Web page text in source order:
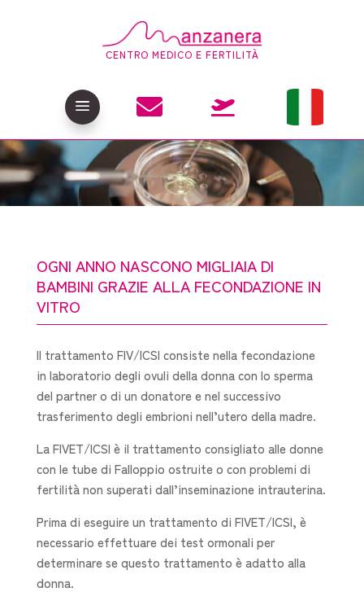
CENTRO MEDICO E FERTILITÀ
a  
OGNI ANNO NASCONO MIGLIAIA DI
BAMBINI GRAZIE ALLA FECONDAZIONE IN
VITRO
Il trattamento FIV/ICSI consiste nella fecondazione
in laboratorio degli ovuli della donna con lo sperma
del partner o di un donatore e nel successivo
trasferimento degli embrioni nell’utero della madre.
La FIVET/ICSI è il trattamento consigliato alle donne
con le tube di Falloppio ostruite o con problemi di
fertilità non superati dall’inseminazione intrauterina.
Prima di eseguire un trattamento di FIVET/ICSI, è
necessario effettuare dei test ormonali per
determinare se questo trattamento è adatto alla
donna.